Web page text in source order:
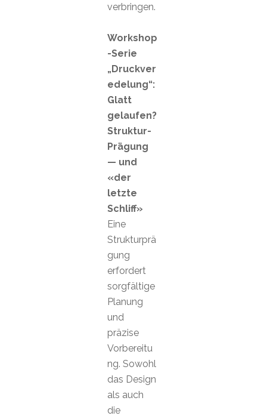
verbringen.
Workshop
-Serie
„Druckver
edelung“:
Glatt
gelaufen?
Struktur-
Prägung
— und
«der
letzte
Schliff»
Eine
Strukturprä
gung
erfordert
sorgfältige
Planung
und
präzise
Vorbereitu
ng. Sowohl
das Design
als auch
die